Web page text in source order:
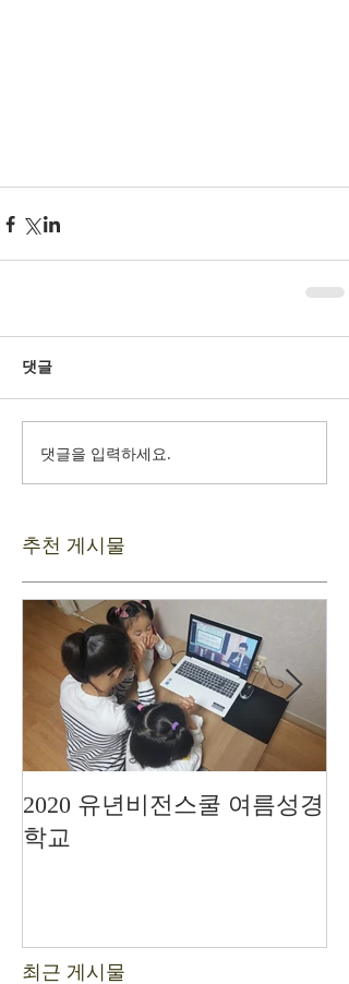
댓글
댓글을 입력하세요.
추천 게시물
2020 유년비전스쿨 여름성경
학교
최근 게시물